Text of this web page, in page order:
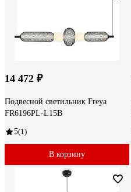
14 472 ₽
Подвесной светильник Freya
FR6196PL-L15B
5(1)
В корзину